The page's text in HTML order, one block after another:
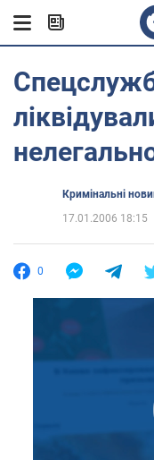
Кримінальні
17.01.2006 18:15
0